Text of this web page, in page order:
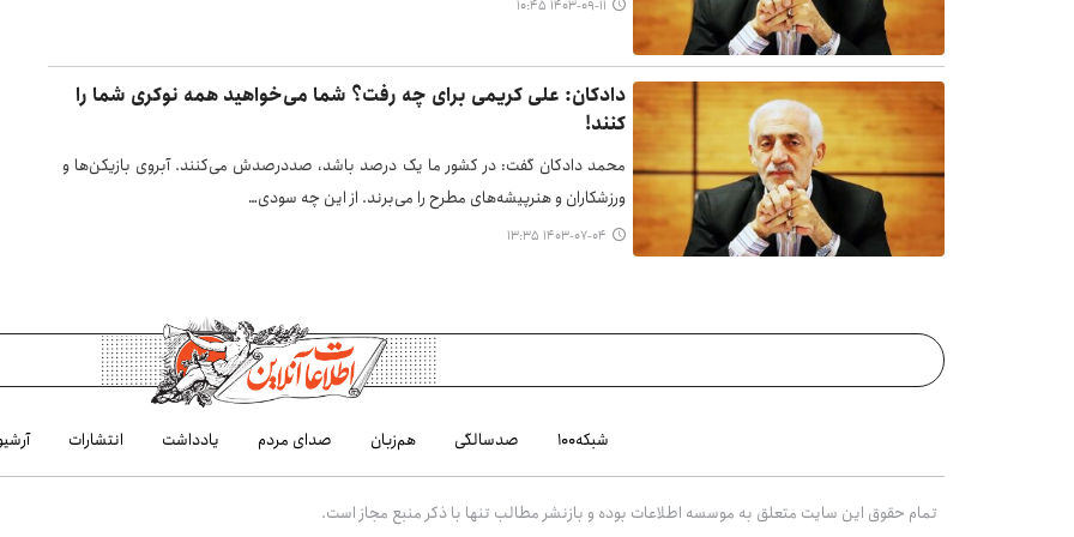
۱۴۰۳-۰۹-۱۱ ۱۰:۴۵
دادکان: علی کریمی برای چه رفت؟ شما می‌خواهید همه نوکری شما را
کنند!
محمد دادکان گفت: در کشور ما یک درصد باشد، صددرصدش می‌کنند. آبروی بازیکن‌ها و
ورزشکاران و هنرپیشه‌های مطرح را می‌برند. از این چه سودی…
۱۴۰۳-۰۷-۰۴ ۱۳:۳۵
شبکه۱۰۰ صدسالگی هم‌زبان صدای مردم یادداشت انتشارات
تمام حقوق این سایت متعلق به موسسه اطلاعات بوده و بازنشر مطالب تنها با ذکر منبع مجاز است.